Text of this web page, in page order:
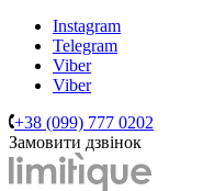
Instagram
Telegram
Viber
Viber
+38 (099) 777 0202
Замовити дзвінок